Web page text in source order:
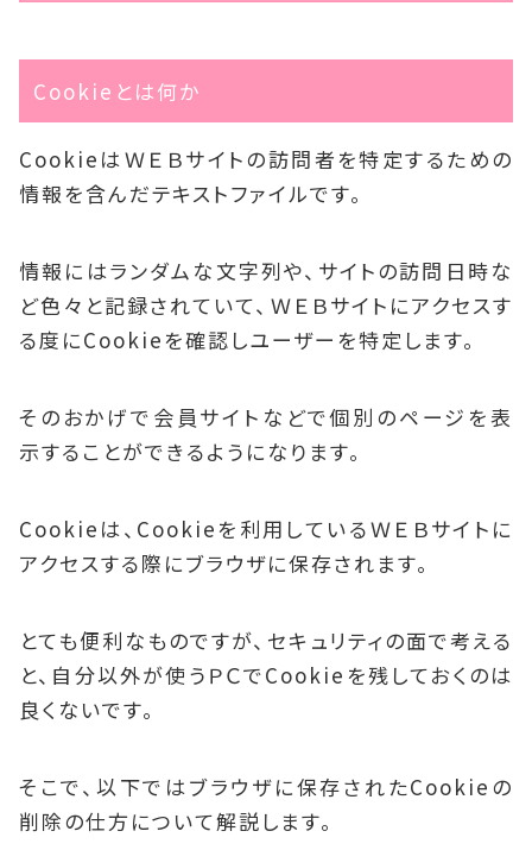
Cookieとは何か
CookieはＷＥＢサイトの訪問者を特定するための
情報を含んだテキストファイルです。
情報にはランダムな文字列や、サイトの訪問日時な
ど色々と記録されていて、ＷＥＢサイトにアクセスす
る度にCookieを確認しユーザーを特定します。
そのおかげで会員サイトなどで個別のページを表
示することができるようになります。
Cookieは、Cookieを利用しているＷＥＢサイトに
アクセスする際にブラウザに保存されます。
とても便利なものですが、セキュリティの面で考える
と、自分以外が使うＰＣでCookieを残しておくのは
良くないです。
そこで、以下ではブラウザに保存されたCookieの
削除の仕方について解説します。